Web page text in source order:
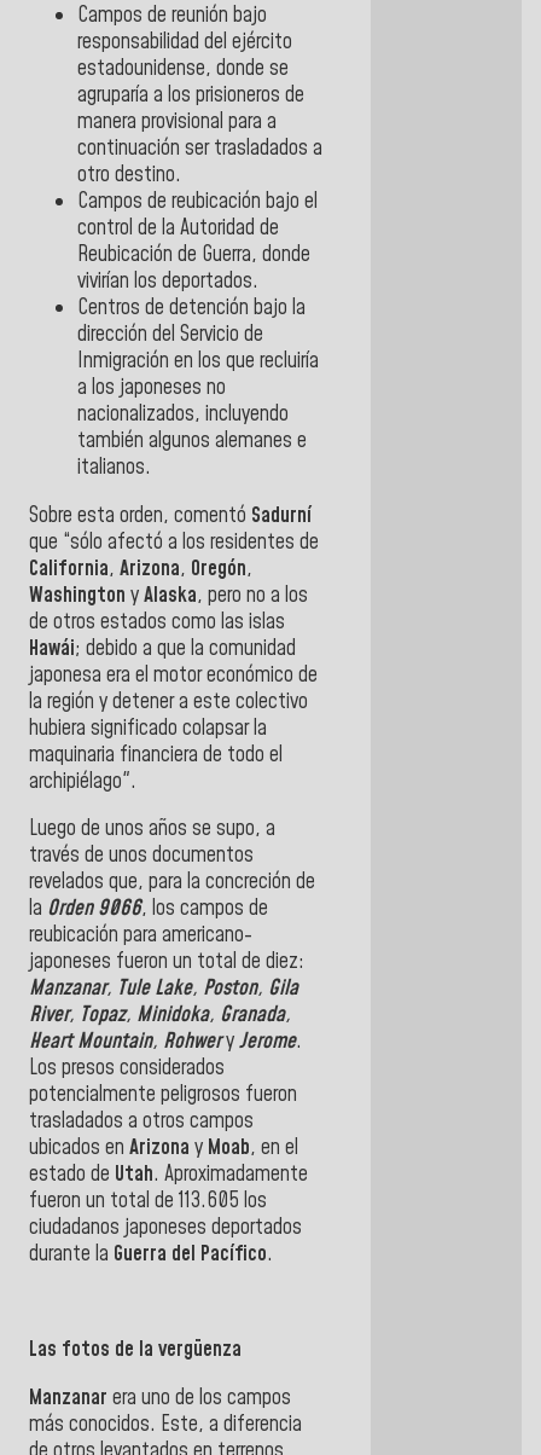
Campos de reunión bajo
responsabilidad del ejército
estadounidense, donde se
agruparía a los prisioneros de
manera provisional para a
continuación ser trasladados a
otro destino.
Campos de reubicación bajo el
control de la Autoridad de
Reubicación de Guerra, donde
vivirían los deportados.
Centros de detención bajo la
dirección del Servicio de
Inmigración en los que recluiría
a los japoneses no
nacionalizados, incluyendo
también algunos alemanes e
italianos.
Sobre esta orden, comentó Sadurní
que “sólo afectó a los residentes de
California, Arizona, Oregón,
Washington yAlaska, pero no a los
de otros estados como las islas
Hawái; debido a que la comunidad
japonesa era el motor económico de
la región y detener a este colectivo
hubiera significado colapsar la
maquinaria financiera de todo el
archipiélago".
Luego de unos años se supo, a
través de unos documentos
revelados que, para la concreción de
la Orden 9066, los campos de
reubicación para americano-
japoneses fueron un total de diez:
Manzanar, Tule Lake, Poston, Gila
River, Topaz, Minidoka, Granada,
Heart Mountain, RohweryJerome.
Los presos considerados
potencialmente peligrosos fueron
trasladados a otros campos
ubicados en Arizona y Moab, en el
estado de Utah. Aproximadamente
fueron un total de 113.605 los
ciudadanos japoneses deportados
durante la Guerra del Pacífico.
Las fotos de la vergüenza
Manzanar era uno de los campos
más conocidos. Este, a diferencia